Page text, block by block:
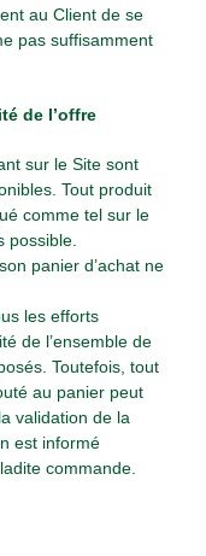
au Client de se
pas suffisamment
de l’offre
sur le Site sont
Tout produit
comme tel sur le
possible.
panier d’achat ne
les efforts
de l’ensemble de
Toutefois, tout
au panier peut
validation de la
est informé
commande.